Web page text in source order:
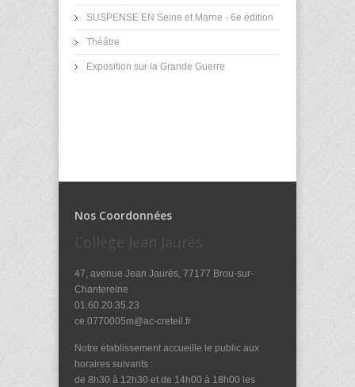
SUSPENSE EN Seine et Marne - 6e édition
Théâtre
Exposition sur la Grande Guerre
Nos Coordonnées
Collège Jean Jaurès
47, avenue Jean Jaurès, 77177 Brou-sur-
Chantereine
01.60.20.35.23
ce.0770005m@ac-creteil.fr
Notre établissement accueille le public aux
horaires suivants :
de 8h30 à 12h30 et de 14h00 à 18h00 les